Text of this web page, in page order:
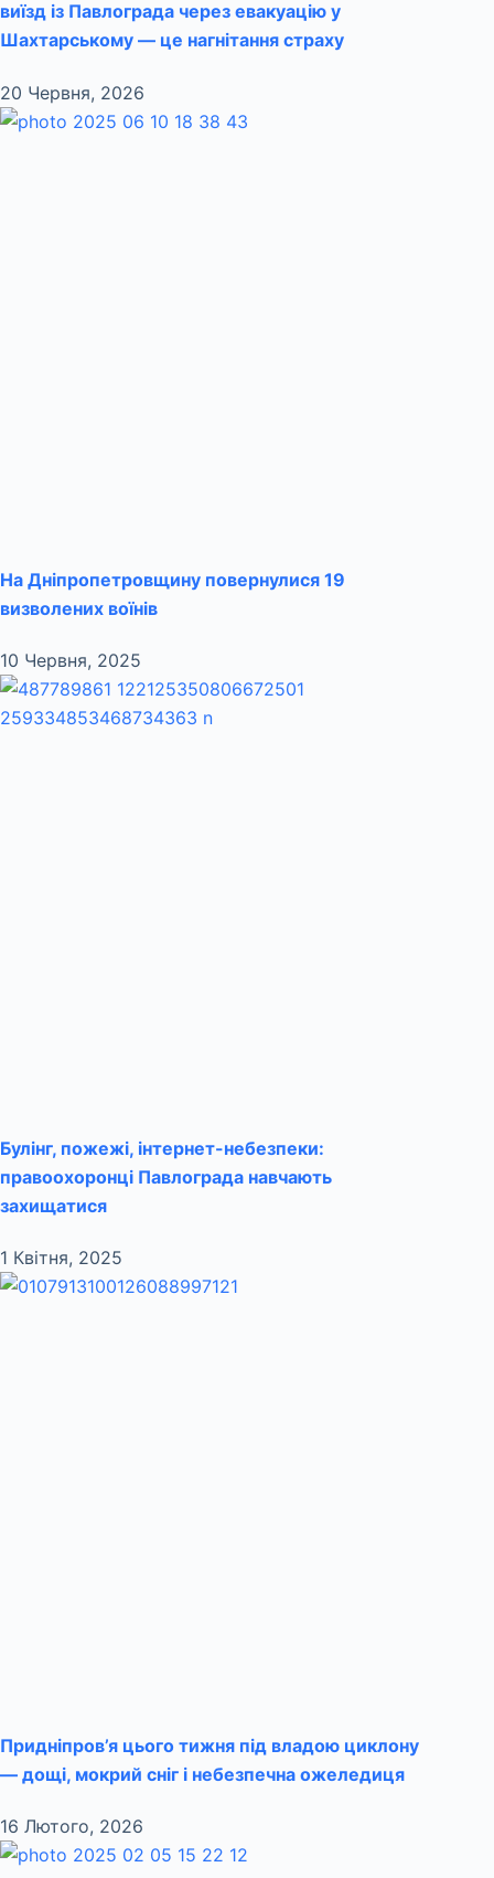
виїзд із Павлограда через евакуацію у
Шахтарському — це нагнітання страху
20 Червня, 2026
На Дніпропетровщину повернулися 19
визволених воїнів
10 Червня, 2025
Булінг, пожежі, інтернет-небезпеки:
правоохоронці Павлограда навчають
захищатися
1 Квітня, 2025
Придніпров’я цього тижня під владою циклону
— дощі, мокрий сніг і небезпечна ожеледиця
16 Лютого, 2026